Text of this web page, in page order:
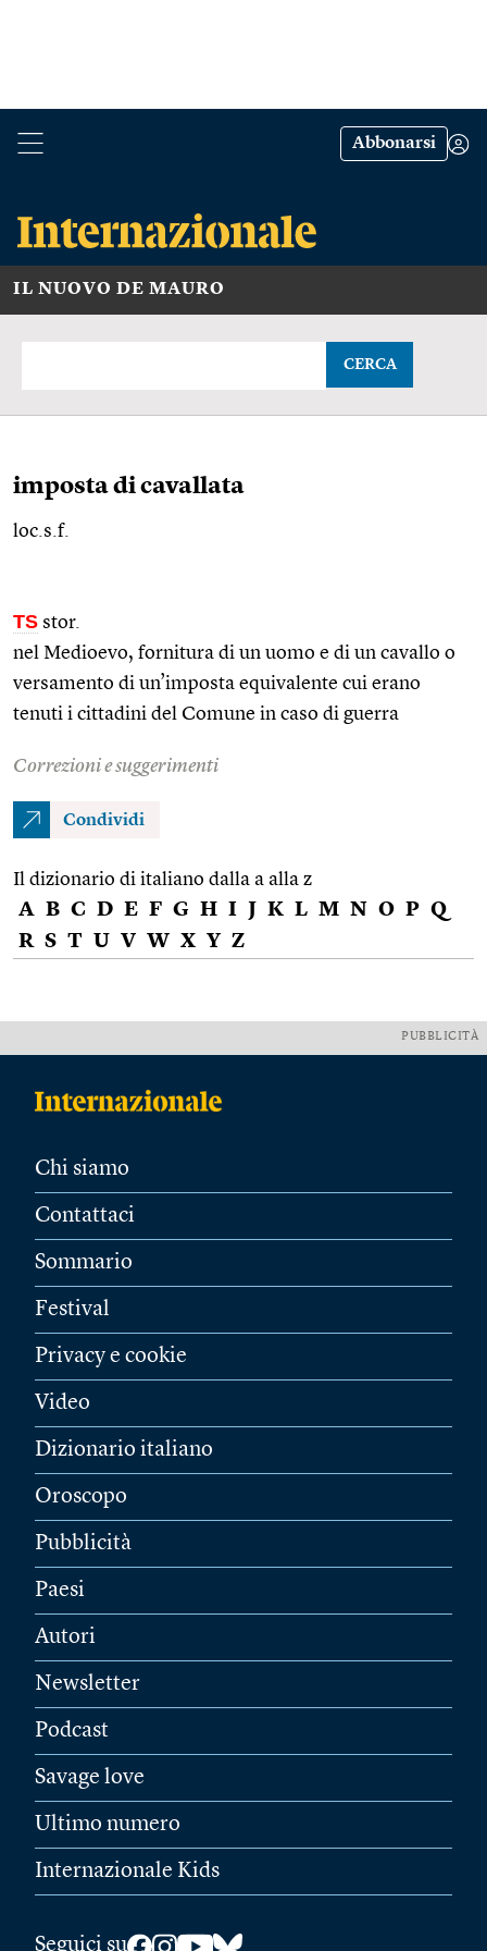
Abbonarsi
IL NUOVO DE MAURO
CERCA
imposta di cavallata
loc.s.f.
TS stor.
nel Medioevo, fornitura di un uomo e di un cavallo o
versamento di un’imposta equivalente cui erano
tenuti i cittadini del Comune in caso di guerra
Correzioni e suggerimenti
Condividi
Il dizionario di italiano dalla a alla z
A B C D E F G H I J K L M N O P Q
R S T U V W X Y Z
PUBBLICITÀ
Chi siamo
Contattaci
Sommario
Festival
Privacy e cookie
Video
Dizionario italiano
Oroscopo
Pubblicità
Paesi
Autori
Newsletter
Podcast
Savage love
Ultimo numero
Internazionale Kids
Seguici su